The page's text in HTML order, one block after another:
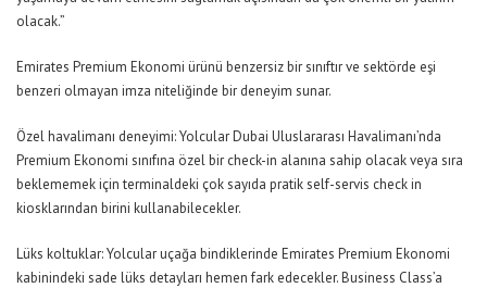
olacak.”
Emirates Premium Ekonomi ürünü benzersiz bir sınıftır ve sektörde eşi
benzeri olmayan imza niteliğinde bir deneyim sunar.
Özel havalimanı deneyimi: Yolcular Dubai Uluslararası Havalimanı’nda
Premium Ekonomi sınıfına özel bir check-in alanına sahip olacak veya sıra
beklememek için terminaldeki çok sayıda pratik self-servis check in
kiosklarından birini kullanabilecekler.
Lüks koltuklar: Yolcular uçağa bindiklerinde Emirates Premium Ekonomi
kabinindeki sade lüks detayları hemen fark edecekler. Business Class’a